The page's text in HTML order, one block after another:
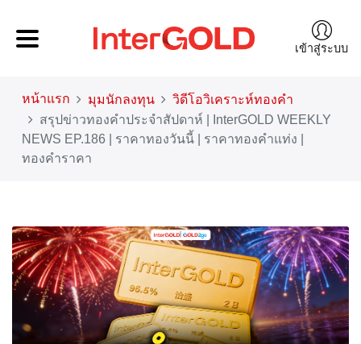
เข้าสู่ระบบ
หน้าแรก มุมนักลงทุน
วิดีโอวิเคราะห์ทองคำ
สรุปข่าวทองคำประจำสัปดาห์ | InterGOLD WEEKLY
NEWS EP.186 | ราคาทองวันนี้ | ราคาทองคำแท่ง |
ทองคำราคา